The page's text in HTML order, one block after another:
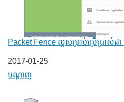
Packet Fence ល្អសម្រាប់ប្រើប្រាស់ជ
Date
2017-01-25
In relation to
បណ្តាញ